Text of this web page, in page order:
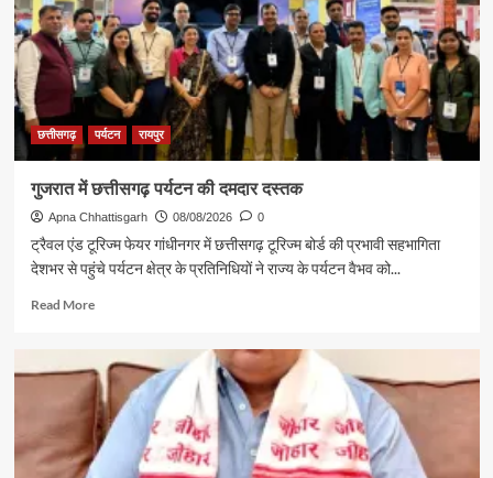
छत्तीसगढ़ पर्यटन रायपुर
गुजरात में छत्तीसगढ़ पर्यटन की दमदार दस्तक
Apna Chhattisgarh 08/08/2026 0
ट्रैवल एंड टूरिज्म फेयर गांधीनगर में छत्तीसगढ़ टूरिज्म बोर्ड की प्रभावी सहभागिता
देशभर से पहुंचे पर्यटन क्षेत्र के प्रतिनिधियों ने राज्य के पर्यटन वैभव को...
Read MoreRead
गुजरात
में
छत्तीसगढ़
पर्यटन
की
दमदार